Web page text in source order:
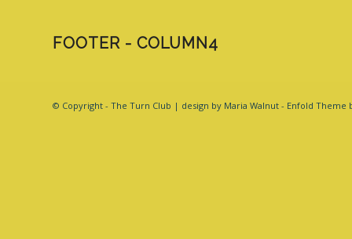
FOOTER - COLUMN4
© Copyright - The Turn Club | design by Maria Walnut - Enfold Theme